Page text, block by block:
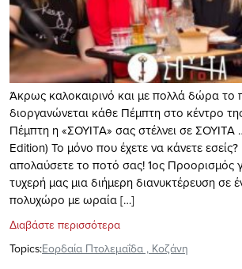
Άκρως καλοκαιρινό και με πολλά δώρα το
διοργανώνεται κάθε Πέμπτη στο κέντρο
Πέμπτη η «ΣΟΥΙΤΑ» σας στέλνει σε ΣΟΥΙΤΑ
Edition) Το μόνο που έχετε να κάνετε εσείς?
απολαύσετε το ποτό σας! 1ος Προορισμός
τυχερή μας μια διήμερη διανυκτέρευση σε
πολυχώρο με ωραία […]
Διαβάστε περισσότερα
Topics:Εορδαία Πτολεμαΐδα , Κοζάνη